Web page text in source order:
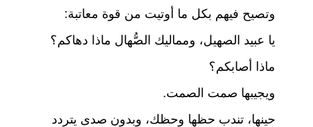
وتصيح فيهم بكل ما أوتيت من قوة معاتبة:
يا عبيد الصهيل، ومماليك الصُّهال ماذا دهاكم؟
ماذا أصابكم؟
ويجيبها صمت الصمت.
حينها، تندب حظها وحظك، وبدون صدى يتردد